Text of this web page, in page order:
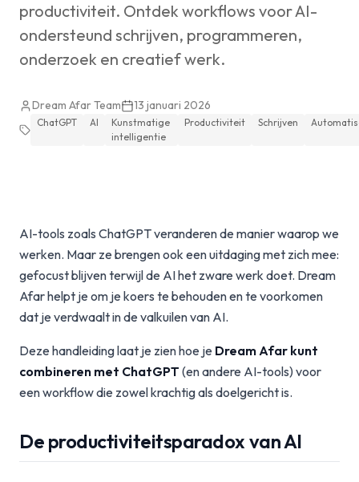
productiviteit. Ontdek workflows voor AI-
ondersteund schrijven, programmeren,
onderzoek en creatief werk.
Dream Afar Team 13 januari 2026
ChatGPT AI
Kunstmatige
intelligentie
Productiviteit Schrijven
AI-tools zoals ChatGPT veranderen de manier waarop we
werken. Maar ze brengen ook een uitdaging met zich mee:
gefocust blijven terwijl de AI het zware werk doet. Dream
Afar helpt je om je koers te behouden en te voorkomen
dat je verdwaalt in de valkuilen van AI.
Deze handleiding laat je zien hoe je Dream Afar kunt
combineren met ChatGPT (en andere AI-tools) voor
een workflow die zowel krachtig als doelgericht is.
De productiviteitsparadox van AI